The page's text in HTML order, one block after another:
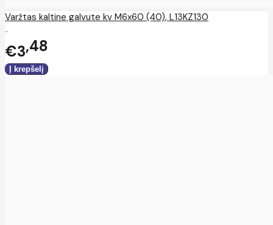
Varžtas kaltine galvute kv M6x60 (40), L13KZ130
..
€3 48